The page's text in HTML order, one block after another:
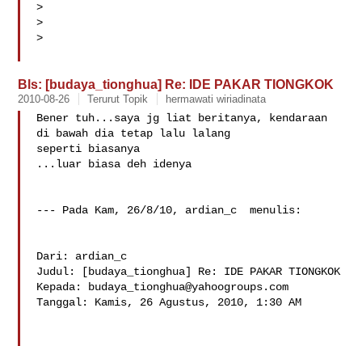
>
>
>
Bls: [budaya_tionghua] Re: IDE PAKAR TIONGKOK
2010-08-26 Terurut Topik hermawati wiriadinata
Bener tuh...saya jg liat beritanya, kendaraan
di bawah dia tetap lalu lalang
seperti biasanya
...luar biasa deh idenya
--- Pada Kam, 26/8/10, ardian_c  menulis:
Dari: ardian_c
Judul: [budaya_tionghua] Re: IDE PAKAR TIONGKOK
Kepada:
budaya_tionghua@yahoogroups.com
Tanggal: Kamis, 26 Agustus, 2010, 1:30 AM